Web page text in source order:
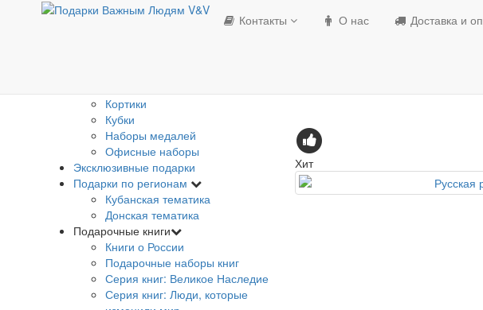
Контакты О нас Доставка и
Изделия с Государственной
Кортики
Кубки
Наборы медалей
Офисные наборы
Эксклюзивные подарки
Подарки по регионам
Кубанская тематика
Донская тематика
Подарочные книги
Книги о России
Подарочные наборы книг
Серия книг: Великое Наследие
Серия книг: Люди, которые
Хит